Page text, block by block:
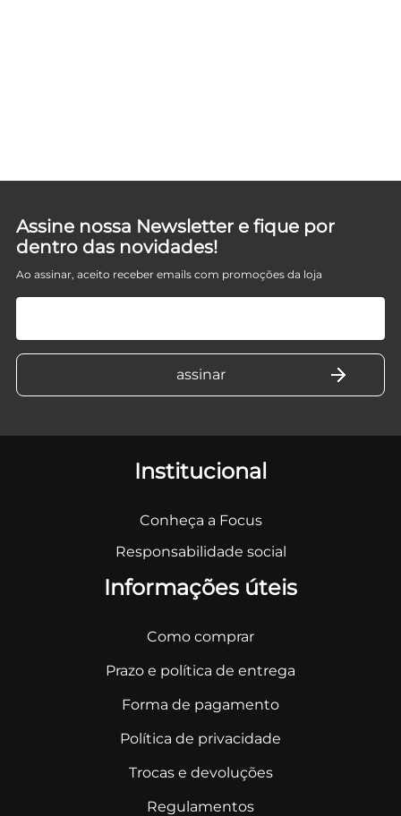
Assine nossa Newsletter e fique por
dentro das novidades!
Ao assinar, aceito receber emails com promoções da loja
Institucional
Conheça a Focus
Responsabilidade social
Informações úteis
Como comprar
Prazo e política de entrega
Forma de pagamento
Política de privacidade
Trocas e devoluções
Regulamentos